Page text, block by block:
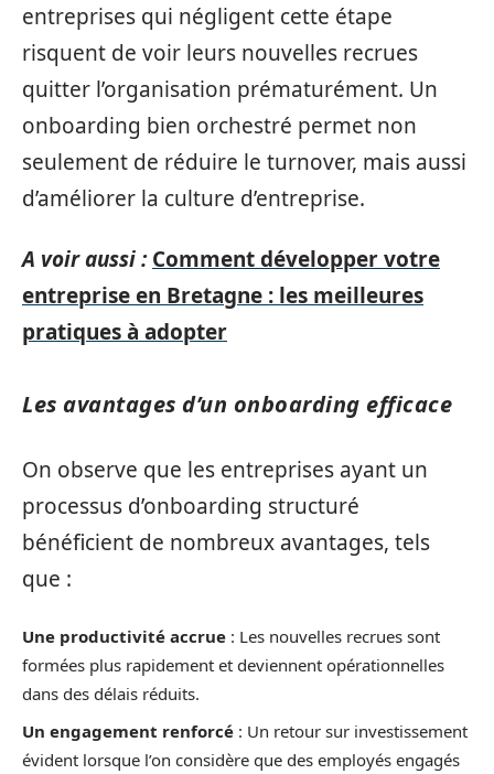
entreprises qui négligent cette étape
risquent de voir leurs nouvelles recrues
quitter l’organisation prématurément. Un
onboarding bien orchestré permet non
seulement de réduire le turnover, mais aussi
d’améliorer la culture d’entreprise.
A voir aussi : Comment développer votre
entreprise en Bretagne : les meilleures
pratiques à adopter
Les avantages d’un onboarding efficace
On observe que les entreprises ayant un
processus d’onboarding structuré
bénéficient de nombreux avantages, tels
que :
Une productivité accrue : Les nouvelles recrues sont
formées plus rapidement et deviennent opérationnelles
dans des délais réduits.
Un engagement renforcé : Un retour sur investissement
évident lorsque l’on considère que des employés engagés